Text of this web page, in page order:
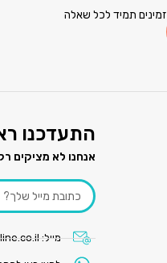
זמינים תמיד לכל שאלה
התעדכנו
אנחנו לא מציקים
מייל: